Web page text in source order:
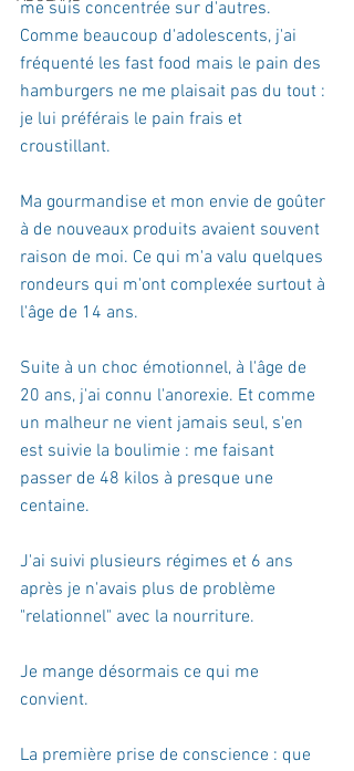
me suis concentrée sur d'autres.
Comme beaucoup d'adolescents, j'ai
fréquenté les fast food mais le pain des
hamburgers ne me plaisait pas du tout :
je lui préférais le pain frais et
croustillant.
Ma gourmandise et mon envie de goûter
à de nouveaux produits avaient souvent
raison de moi. Ce qui m'a valu quelques
rondeurs qui m'ont complexée surtout à
l'âge de 14 ans.
Suite à un choc émotionnel, à l'âge de
20 ans, j'ai connu l'anorexie. Et comme
un malheur ne vient jamais seul, s'en
est suivie la boulimie : me faisant
passer de 48 kilos à presque une
centaine.
J'ai suivi plusieurs régimes et 6 ans
après je n'avais plus de problème
"relationnel" avec la nourriture.
Je mange désormais ce qui me
convient.
La première prise de conscience : que